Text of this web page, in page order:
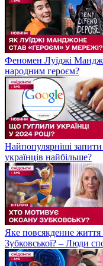
Феномен Луїджі
народним героєм?
Найпопулярніші
українців найбільше?
Яке повсякденне життя
Зубковської? – Люди